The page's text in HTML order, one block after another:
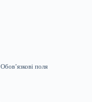
Обов’язкові поля